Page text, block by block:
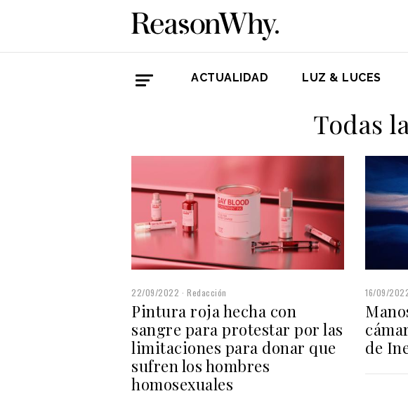
ACTUALIDAD LUZ & LUCES
Todas
22/09/2022 Redacción
Pintura roja hecha con
sangre para protestar por las
limitaciones para donar que
sufren los hombres
homosexuales
16/09/
de